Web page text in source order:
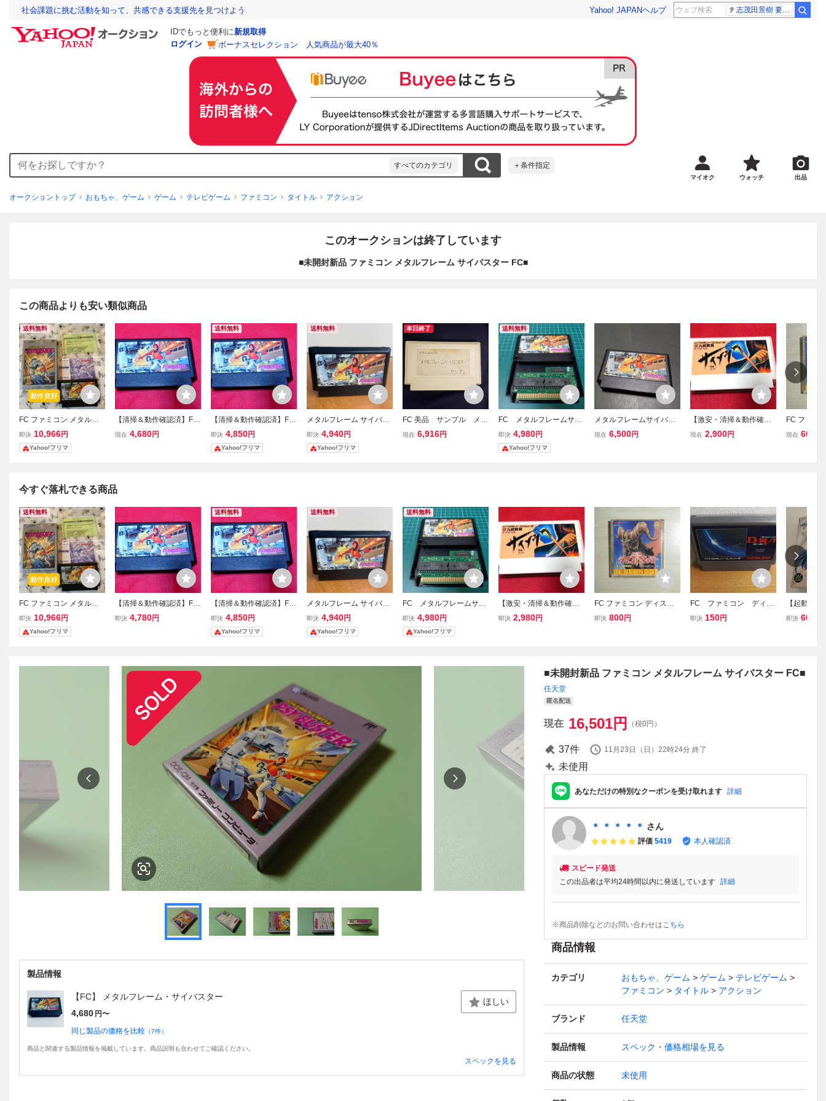
社会課題に挑む活動を知って、共感できる支援先を見つけよう Yahoo! JAPANヘルプ 志茂田景樹 要介護5
IDでもっと便利に新規取得
ログイン
ボーナスセレクション 人気商品が最大40％
すべてのカテゴリ ＋条件指定
マイオク ウォッチ 出品
オークショントップ おもちゃ、ゲーム ゲーム テレビゲーム ファミコン タイトル アクション
このオークションは終了しています
■未開封新品 ファミコン メタルフレーム サイバスター FC■
この商品よりも安い類似商品
送料無料
FC ファミコン メタルフ
レームサイバスター
即決 10,966円
Yahoo!フリマ
【清掃＆動作確認済】FC
ファミコン『メタルフレ
現在 4,680円
送料無料
【清掃＆動作確認済】FC
ファミコン『メタルフレ
ーム サイバスター』 コ
レクター・マニア必見・
即決 4,850円
Yahoo!フリマ
送料無料
メタルフレーム サイバス
ター ファミコンソフト ソ
フトのみ FC1923
即決 4,940円
Yahoo!フリマ
本日終了
FC 美品 サンプル メタ
ルフレームサイバスタ
現在 6,916円
送料無料
FC メタルフレームサイ
バスター 正規品 ファミ
コン ファミコンソフト
即決 4,980円
Yahoo!フリマ
メタルフレームサイバス
ター ファミコンソフト ソ
現在 6,500円
【激安・清掃＆動作確認
済】FC ファミコン『忍者
現在 2,900円
FC ファミ
システム
現在 600
今すぐ落札できる商品
送料無料
FC ファミコン メタルフ
レームサイバスター
即決 10,966円
Yahoo!フリマ
【清掃＆動作確認済】FC
ファミコン『メタルフレ
即決 4,780円
送料無料
【清掃＆動作確認済】FC
ファミコン『メタルフレ
ーム サイバスター』 コ
レクター・マニア必見・
即決 4,850円
Yahoo!フリマ
送料無料
メタルフレーム サイバス
ター ファミコンソフト ソ
フトのみ FC1923
即決 4,940円
Yahoo!フリマ
送料無料
FC メタルフレームサイ
バスター 正規品 ファミ
コン ファミコンソフト
即決 4,980円
Yahoo!フリマ
【激安・清掃＆動作確認
済】FC ファミコン『忍者
即決 2,980円
FC ファミコン ディスク
システム ディスクカード
即決 800円
FC ファミコン ディー
ヴァ kmg
即決 150円
【起動確
スレイダー
即決
製品情報
【FC】 メタルフレーム・サイバスター
4,680 円〜
同じ製品の価格を比較 （7件）
ほしい
商品と関連する製品情報を掲載しています。商品説明も合わせてご確認ください。
スペックを見る
■未開封新品 ファミコン メタルフレーム サイバスター FC■
任天堂
匿名配送
現在 16,501円 （税0円）
37件 11月23日（日）22時24分 終了
未使用
あなただけの特別なクーポンを受け取れます 詳細
＊ ＊ ＊ ＊ ＊ さん
評価 5419 本人確認済
スピード発送
この出品者は平均24時間以内に発送しています 詳細
※商品削除などのお問い合わせはこちら
商品情報
カテゴリ おもちゃ、ゲーム ゲーム
テレビゲーム
ファミコン
タイトル アクション
ブランド 任天堂
製品情報 スペック・価格相場を見る
商品の状態 未使用